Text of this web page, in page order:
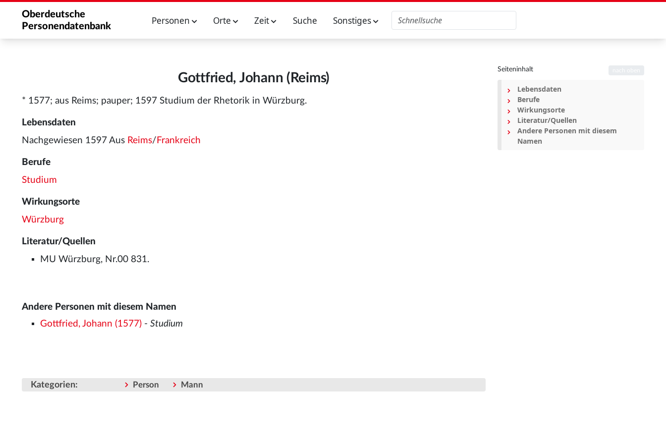
Oberdeutsche
Personendatenbank
Personen Orte Zeit Suche Sonstiges
Gottfried, Johann (Reims)
* 1577; aus Reims; pauper; 1597 Studium der Rhetorik in Würzburg.
Lebensdaten
Nachgewiesen 1597 Aus Reims/ Frankreich
Berufe
Studium
Wirkungsorte
Würzburg
Literatur/Quellen
MU Würzburg, Nr.00 831.
Andere Personen mit diesem Namen
Gottfried, Johann (1577) -Studium
Kategorien: Person Mann
Seiteninhalt
Lebensdaten
Berufe
Wirkungsorte
Literatur/Quellen
Andere Personen mit diesem
Namen